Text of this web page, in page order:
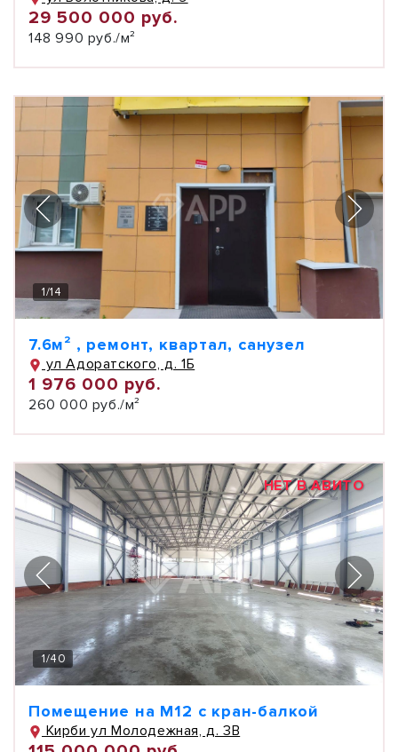
29 500 000 руб.
148 990 руб./м²
1/14
7.6м² , ремонт, квартал, санузел
ул Адоратского, д. 1Б
1 976 000 руб.
260 000 руб./м²
НЕТ В АВИТО
1/40
Помещение на М12 с кран-балкой
Кирби ул Молодежная, д. 3В